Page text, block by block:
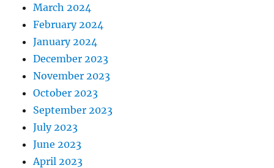
March 2024
February 2024
January 2024
December 2023
November 2023
October 2023
September 2023
July 2023
June 2023
April 2023